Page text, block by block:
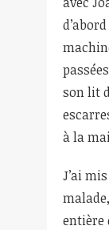
son lit
à la
J’ai
entière